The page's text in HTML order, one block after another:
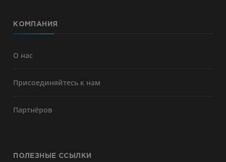
КОМПАНИЯ
О нас
Присоединяйтесь к нам
Партнёров
ПОЛЕЗНЫЕ ССЫЛКИ